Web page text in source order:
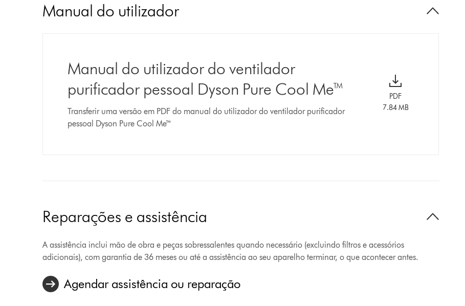
Manual do utilizador
Manual do utilizador do ventilador
purificador pessoal Dyson Pure Cool Me™
Transferir uma versão em PDF do manual do utilizador do ventilador purificador
pessoal Dyson Pure Cool Me™
PDF
7.84 MB
Reparações e assistência
A assistência inclui mão de obra e peças sobressalentes quando necessário (excluindo filtros e acessórios
adicionais), com garantia de 36 meses ou até a assistência ao seu aparelho terminar, o que acontecer antes.
Agendar assistência ou reparação